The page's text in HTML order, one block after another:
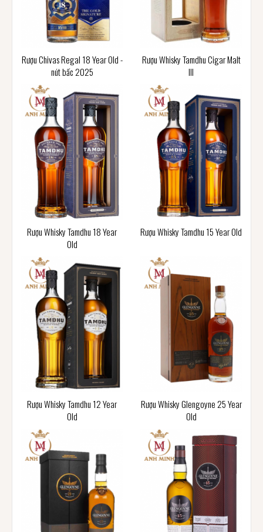
Rượu Chivas Regal 18 Year Old -
nút bấc 2025
Rượu Whisky Tamdhu Cigar Malt
III
Rượu Whisky Tamdhu 18 Year
Old
Rượu Whisky Tamdhu 15 Year Old
Rượu Whisky Tamdhu 12 Year
Old
Rượu Whisky Glengoyne 25 Year
Old